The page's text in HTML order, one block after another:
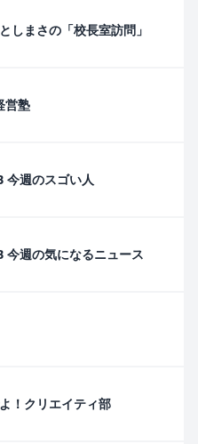
しまさの「校長室訪問」
営塾
今週のスゴい人
今週の気になるニュース
！クリエイティ部